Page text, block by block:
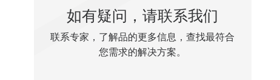
如有疑问，请联系我们
联系专家，了解品的更多信息，查找最符合
您需求的解决方案。